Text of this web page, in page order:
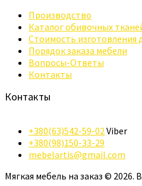
Производство
Каталог обивочных
Стоимость изготовления
Порядок заказа мебели
Вопросы-Ответы
Контакты
Контакты
+380(63)542-59-02Viber
+380(98)150-33-29
mebelartis@gmail.com
Мягкая мебель на заказ ©